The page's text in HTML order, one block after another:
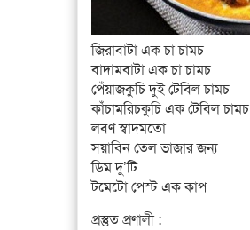
জিরাবাটা এক চা চামচ
বাদামবাটা এক চা চামচ
পেঁয়াজকুচি দুই টেবিল চামচ
কাঁচামরিচকুচি এক টেবিল চামচ
লবণ স্বাদমতো
সয়াবিন তেল ভাজার জন্য
ডিম দু’টি
টমেটো পেস্ট এক কাপ
প্রস্তুত প্রণালী :